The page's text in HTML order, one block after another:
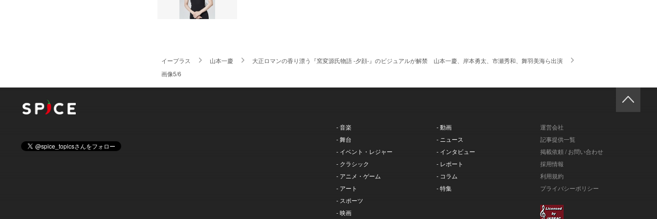
イープラス 山本一慶
大正ロマンの香り漂う『窯変源氏物語 -夕顔-』のビジュアルが解禁 山本一慶、岸本勇太、市瀬秀和、舞羽美海ら出演
画像5/6
- 音楽
- 舞台
- イベント・レジャー
- クラシック
- アニメ・ゲーム
- アート
- スポーツ
- 映画
- 動画
- ニュース
- インタビュー
- レポート
- コラム
- 特集
運営会社
記事提供一覧
掲載依頼 / お問い合わせ
採用情報
利用規約
プライバシーポリシー